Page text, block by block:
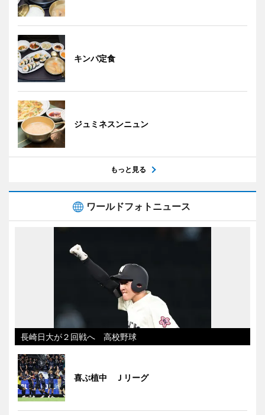
キンパ定食
ジュミネスンニュン
もっと見る
ワールドフォトニュース
長崎日大が２回戦へ 高校野球
喜ぶ植中 Ｊリーグ